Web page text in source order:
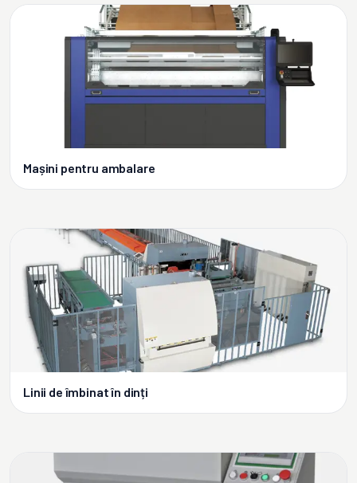
Mașini pentru ambalare
Linii de îmbinat în dinți